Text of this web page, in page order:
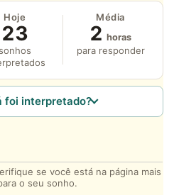
Hoje
23
sonhos
Média
2 horas
para responder
foi interpretado?
se você está na página mais
o seu sonho.